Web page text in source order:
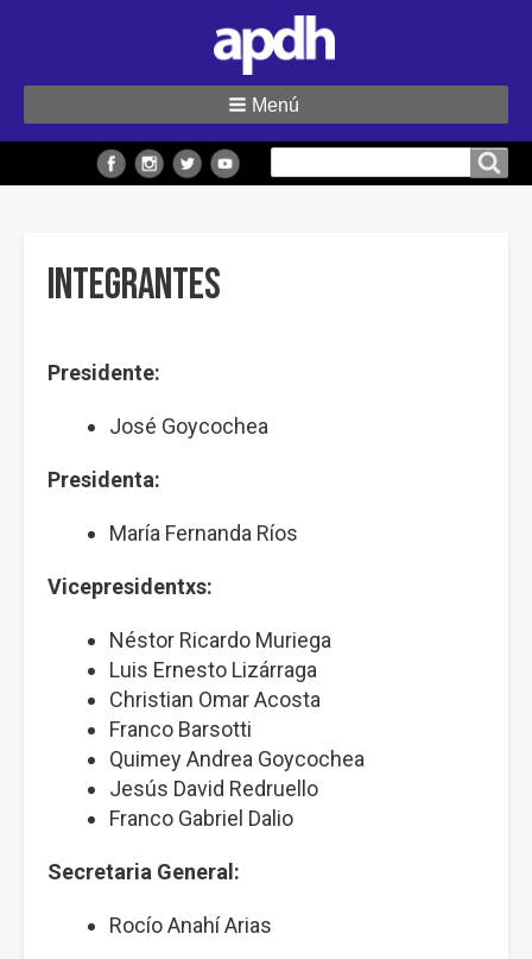
Menú
Integrantes
Presidente:
José Goycochea
Presidenta:
María Fernanda Ríos
Vicepresidentxs:
Néstor Ricardo Muriega
Luis Ernesto Lizárraga
Christian Omar Acosta
Franco Barsotti
Quimey Andrea Goycochea
Jesús David Redruello
Franco Gabriel Dalio
Secretaria General:
Rocío Anahí Arias